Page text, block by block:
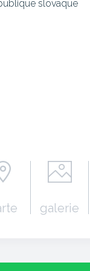
slovaque
galerie